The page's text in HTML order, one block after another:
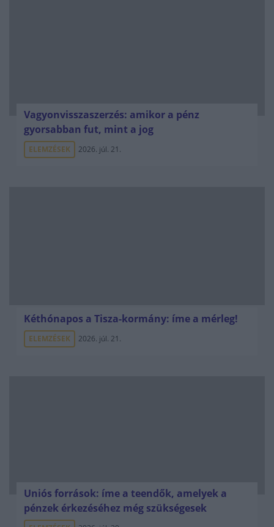
Vagyonvisszaszerzés: amikor a pénz
gyorsabban fut, mint a jog
ELEMZÉSEK 2026. júl. 21.
Kéthónapos a Tisza-kormány: íme a mérleg!
ELEMZÉSEK 2026. júl. 21.
Uniós források: íme a teendők, amelyek a
pénzek érkezéséhez még szükségesek